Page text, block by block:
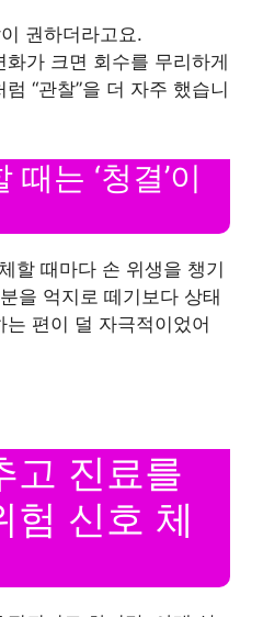
권하더라고요.
가 크면 회수를 무리하게
“관찰”을 더 자주 했습니
는 ‘청결’이
할 때마다 손 위생을 챙기
을 억지로 떼기보다 상태
편이 덜 자극적이었어
고 진료를
험 신호 체